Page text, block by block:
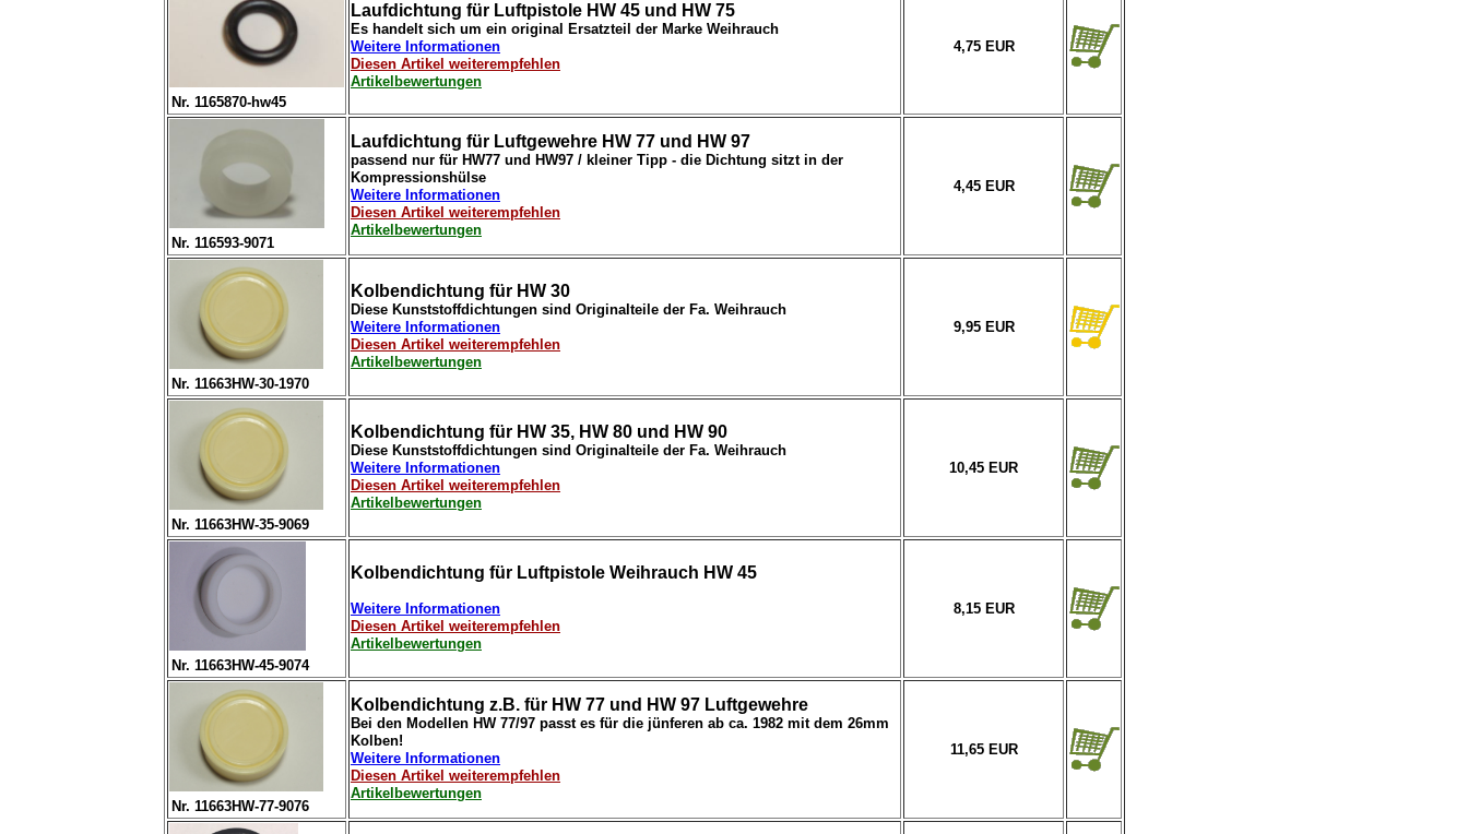
Nr. 1165870-hw45
Laufdichtung für Luftpistole HW 45 und HW 75
Es handelt sich um ein original Ersatzteil der Marke Weihrauch
Weitere Informationen
Diesen Artikel weiterempfehlen
Artikelbewertungen
4,75 EUR
Nr. 116593-9071
Laufdichtung für Luftgewehre HW 77 und HW 97
passend nur für HW77 und HW97 / kleiner Tipp - die Dichtung sitzt in der
Kompressionshülse
Weitere Informationen
Diesen Artikel weiterempfehlen
Artikelbewertungen
4,45 EUR
Nr. 11663HW-30-1970
Kolbendichtung für HW 30
Diese Kunststoffdichtungen sind Originalteile der Fa. Weihrauch
Weitere Informationen
Diesen Artikel weiterempfehlen
Artikelbewertungen
9,95 EUR
Nr. 11663HW-35-9069
Kolbendichtung für HW 35, HW 80 und HW 90
Diese Kunststoffdichtungen sind Originalteile der Fa. Weihrauch
Weitere Informationen
Diesen Artikel weiterempfehlen
Artikelbewertungen
10,45 EUR
Nr. 11663HW-45-9074
Kolbendichtung für Luftpistole Weihrauch HW 45
Weitere Informationen
Diesen Artikel weiterempfehlen
Artikelbewertungen
8,15 EUR
Nr. 11663HW-77-9076
Kolbendichtung z.B. für HW 77 und HW 97 Luftgewehre
Bei den Modellen HW 77/97 passt es für die jünferen ab ca. 1982 mit dem 26mm
Kolben!
Weitere Informationen
Diesen Artikel weiterempfehlen
Artikelbewertungen
11,65 EUR